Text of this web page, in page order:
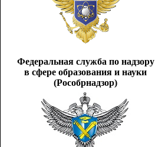
Федеральная служба по надзору
в сфере образования и науки
(Рособрнадзор)